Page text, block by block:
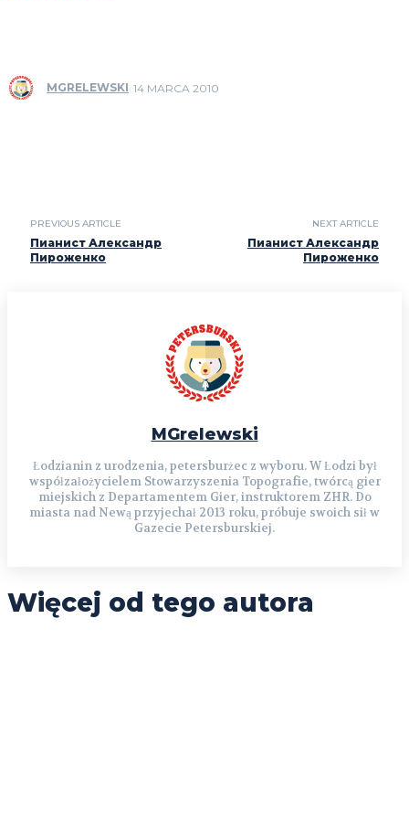
MGRELEWSKI 14 MARCA 2010
PREVIOUS ARTICLE
Пианист Александр
Пироженко
NEXT ARTICLE
Пианист Александр
Пироженко
MGrelewski
Łodzianin z urodzenia, petersburżec z wyboru. W Łodzi był
współzałożycielem Stowarzyszenia Topografie, twórcą gier
miejskich z Departamentem Gier, instruktorem ZHR. Do
miasta nad Newą przyjechał 2013 roku, próbuje swoich sił w
Gazecie Petersburskiej.
Więcej od tego autora